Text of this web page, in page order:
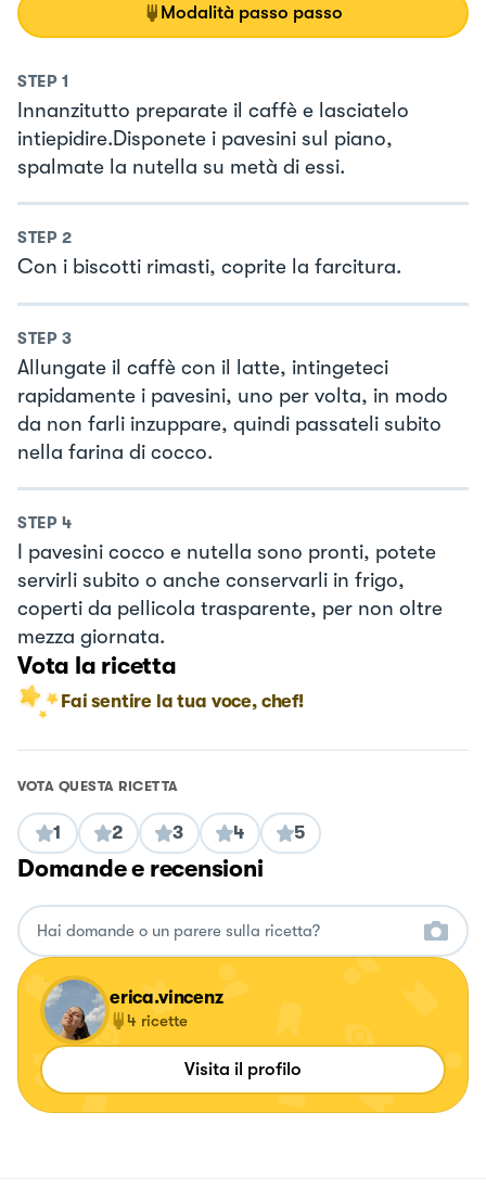
Modalità passo passo
STEP 1
Innanzitutto preparate il caffè e lasciatelo
intiepidire.Disponete i pavesini sul piano,
spalmate la nutella su metà di essi.
STEP 2
Con i biscotti rimasti, coprite la farcitura.
STEP 3
Allungate il caffè con il latte, intingeteci
rapidamente i pavesini, uno per volta, in modo
da non farli inzuppare, quindi passateli subito
nella farina di cocco.
STEP 4
I pavesini cocco e nutella sono pronti, potete
servirli subito o anche conservarli in frigo,
coperti da pellicola trasparente, per non oltre
mezza giornata.
Vota la ricetta
Fai sentire la tua voce, chef!
VOTA QUESTA RICETTA
1 2 3 4 5
Domande e recensioni
erica.vincenz
4 ricette
Visita il profilo